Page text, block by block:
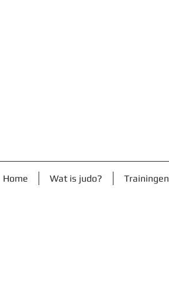
Home Wat is judo? Trainingen